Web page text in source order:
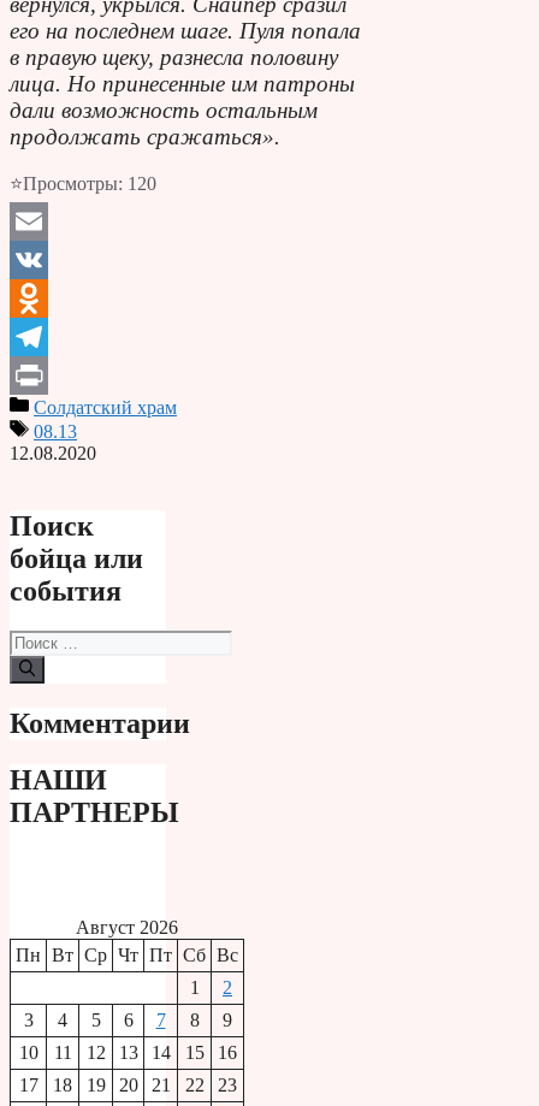
его на последнем шаге. Пуля попала
в правую щеку, разнесла половину
лица. Но принесенные им патроны
дали возможность остальным
продолжать сражаться».
⭐Просмотры: 120
Email
VK
Odnoklassniki
Telegram
PrintСолдатский храм
08.13
12.08.2020
Поиск
бойца или
события
Поиск:
Комментарии
НАШИ
ПАРТНЕРЫ
Август 2026
Пн Вт Ср Чт Пт Сб Вс
1
2
3
4 5 6 7 8
9
10
11 12 13 14 15
16
17
18 19 20 21 22 23